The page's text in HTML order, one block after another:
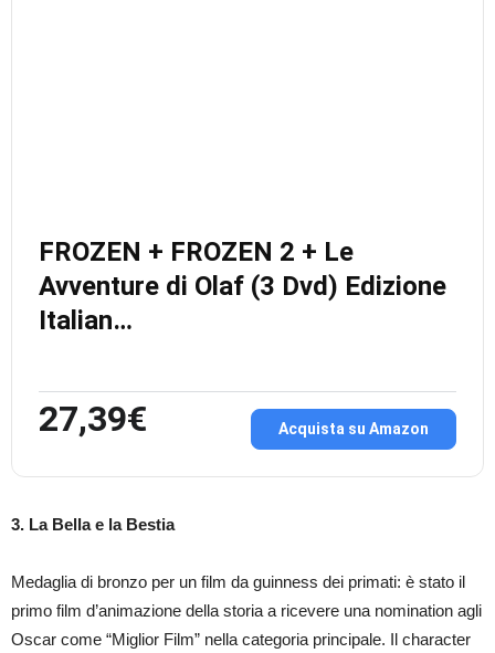
FROZEN + FROZEN 2 + Le
Avventure di Olaf (3 Dvd) Edizione
Italian…
27,39€ Acquista su Amazon
3. La Bella e la Bestia
Medaglia di bronzo per un film da guinness dei primati: è stato il
primo film d’animazione della storia a ricevere una nomination agli
Oscar come “Miglior Film” nella categoria principale. Il character